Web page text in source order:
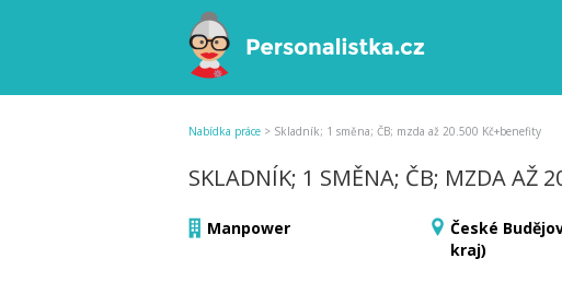
Nabídka práce > Skladník; 1 směna; ČB; mzda až 20.500 Kč+benefity
SKLADNÍK; 1 SMĚNA; ČB; MZDA AŽ
Manpower
České
kraj)